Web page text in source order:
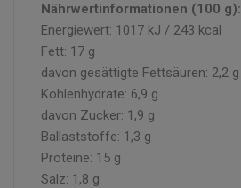
Nährwertinformationen (100 g):
Energiewert: 1017 kJ / 243 kcal
Fett: 17 g
davon gesättigte Fettsäuren: 2,2 g
Kohlenhydrate: 6,9 g
davon Zucker: 1,9 g
Ballaststoffe: 1,3 g
Proteine: 15 g
Salz: 1,8 g